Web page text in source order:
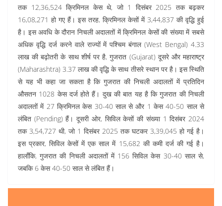
तक 12,36,524 क्रिमिनल केस थे, जो 1 दिसंबर 2025 तक बढ़कर
16,08,271 हो गए हैं। इस तरह, क्रिमिनल केसों में 3,44,837 की वृद्धि हुई
है। इस अवधि के दौरान निचली अदालतों में क्रिमिनल केसों की संख्या में सबसे
अधिक वृद्धि दर्ज करने वाले राज्यों में पश्चिम बंगाल (West Bengal) 4.33
लाख की बढ़ोतरी के साथ शीर्ष पर है, गुजरात (Gujarat) दूसरे और महाराष्ट्र
(Maharashtra) 3.37 लाख की वृद्धि के साथ तीसरे स्थान पर है। इस स्थिति
से यह भी कहा जा सकता है कि गुजरात की निचली अदालतों में प्रतिदिन
औसतन 1028 केस दर्ज होते हैं। दुख की बात यह है कि गुजरात की निचली
अदालतों में 27 क्रिमिनल केस 30-40 साल से और 1 केस 40-50 साल से
लंबित (Pending) हैं। दूसरी ओर, सिविल केसों की संख्या 1 दिसंबर 2024
तक 3,54,727 थी, जो 1 दिसंबर 2025 तक घटकर 3,39,045 हो गई है।
इस प्रकार, सिविल केसों में एक साल में 15,682 की कमी दर्ज की गई है।
हालाँकि, गुजरात की निचली अदालतों में 156 सिविल केस 30-40 साल से,
जबकि 6 केस 40-50 साल से लंबित हैं।